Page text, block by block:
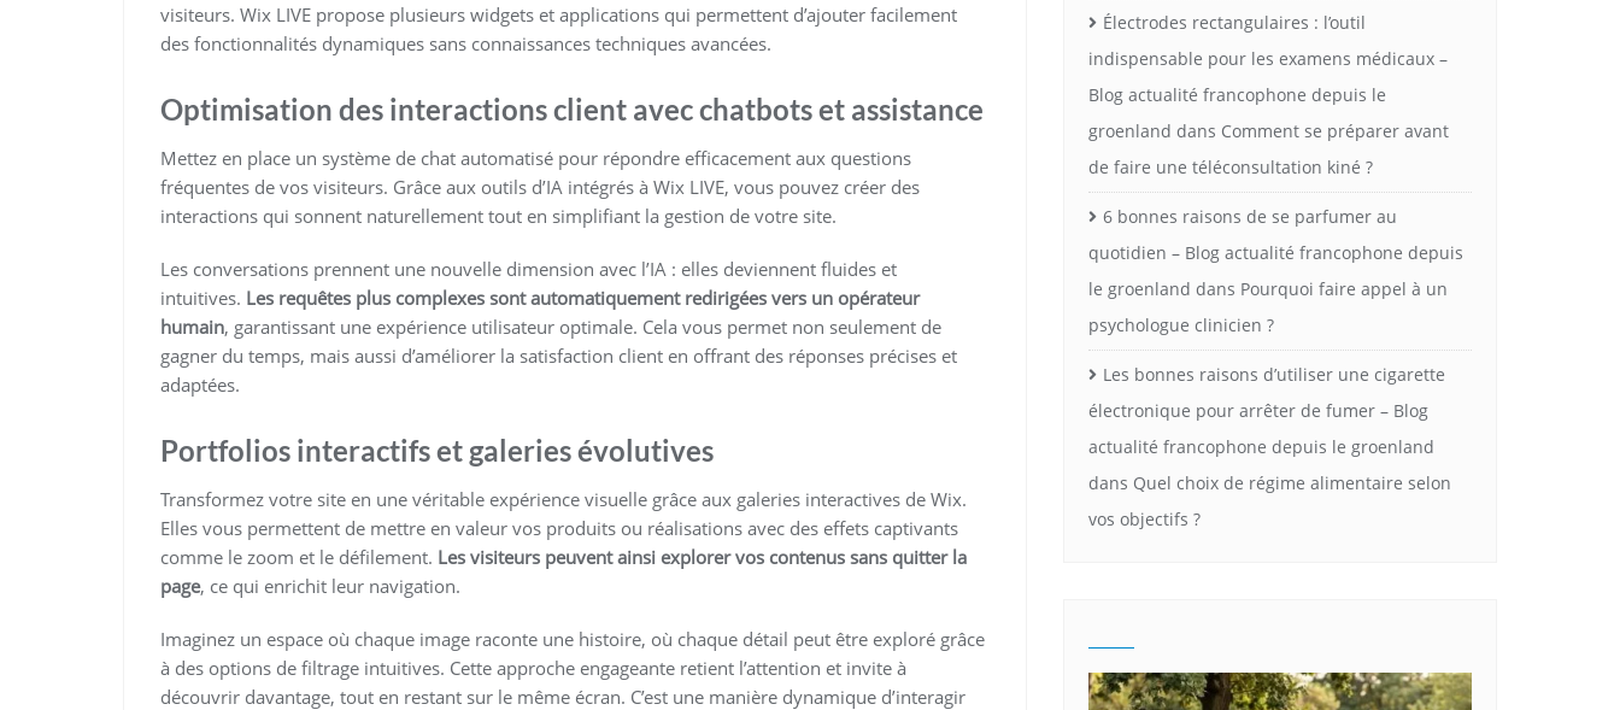
visiteurs. Wix LIVE propose plusieurs widgets et applications qui permettent d’ajouter facilement
des fonctionnalités dynamiques sans connaissances techniques avancées.
Optimisation des interactions client avec chatbots et assistance
Mettez en place un système de chat automatisé pour répondre efficacement aux questions
fréquentes de vos visiteurs. Grâce aux outils d’IA intégrés à Wix LIVE, vous pouvez créer des
interactions qui sonnent naturellement tout en simplifiant la gestion de votre site.
Les conversations prennent une nouvelle dimension avec l’IA : elles deviennent fluides et
intuitives. Les requêtes plus complexes sont automatiquement redirigées vers un opérateur
humain, garantissant une expérience utilisateur optimale. Cela vous permet non seulement de
gagner du temps, mais aussi d’améliorer la satisfaction client en offrant des réponses précises et
adaptées.
Portfolios interactifs et galeries évolutives
Transformez votre site en une véritable expérience visuelle grâce aux galeries interactives de Wix.
Elles vous permettent de mettre en valeur vos produits ou réalisations avec des effets captivants
comme le zoom et le défilement. Les visiteurs peuvent ainsi explorer vos contenus sans quitter la
page, ce qui enrichit leur navigation.
Imaginez un espace où chaque image raconte une histoire, où chaque détail peut être exploré grâce
à des options de filtrage intuitives. Cette approche engageante retient l’attention et invite à
découvrir davantage, tout en restant sur le même écran. C’est une manière dynamique d’interagir
Électrodes rectangulaires : l’outil
indispensable pour les examens médicaux –
Blog actualité francophone depuis le
groenland dans Comment se préparer avant
de faire une téléconsultation kiné ?
6 bonnes raisons de se parfumer au
quotidien – Blog actualité francophone depuis
le groenland dans Pourquoi faire appel à un
psychologue clinicien ?
Les bonnes raisons d’utiliser une cigarette
électronique pour arrêter de fumer – Blog
actualité francophone depuis le groenland
dans Quel choix de régime alimentaire selon
vos objectifs ?